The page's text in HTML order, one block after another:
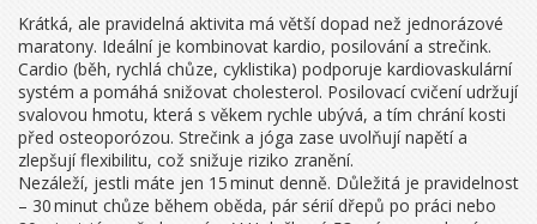
Krátká, ale pravidelná aktivita má větší dopad než jednorázové
maratony. Ideální je kombinovat kardio, posilování a strečink.
Cardio (běh, rychlá chůze, cyklistika) podporuje kardiovaskulární
systém a pomáhá snižovat cholesterol. Posilovací cvičení udržují
svalovou hmotu, která s věkem rychle ubývá, a tím chrání kosti
před osteoporózou. Strečink a jóga zase uvolňují napětí a
zlepšují flexibilitu, což snižuje riziko zranění.
Nezáleží, jestli máte jen 15 minut denně. Důležitá je pravidelnost
– 30 minut chůze během oběda, pár sérií dřepů po práci nebo